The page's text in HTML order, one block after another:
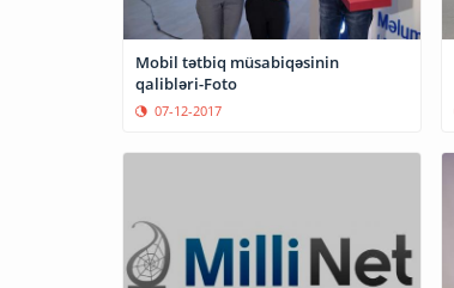
Mobil tətbiq müsabiqəsinin
qalibləri-Foto
07-12-2017